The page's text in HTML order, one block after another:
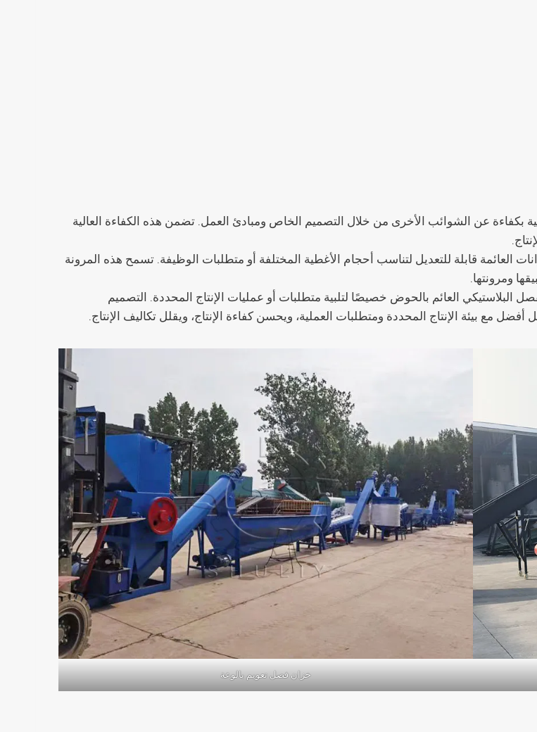
بكفاءة عن الشوائب الأخرى من خلال التصميم الخاص ومبادئ العمل. تضمن هذه الكفاءة العالية
العائمة قابلة للتعديل لتناسب أحجام الأغطية المختلفة أو متطلبات الوظيفة. تسمح هذه المرونة
ومرونتها.
البلاستيكي العائم بالحوض خصيصًا لتلبية متطلبات أو عمليات الإنتاج المحددة. التصميم
بيئة الإنتاج المحددة ومتطلبات العملية، ويحسن كفاءة الإنتاج، ويقلل تكاليف الإنتاج.
خزان فصل تعويم بالوعة